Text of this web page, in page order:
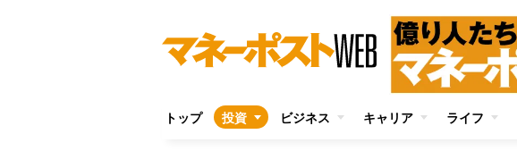
トップ 投資 ビジネス キャリア ライフ